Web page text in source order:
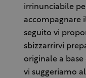
irrinunciabile
accompagnare
seguito vi
sbizzarrirvi
originale a
vi suggeriamo